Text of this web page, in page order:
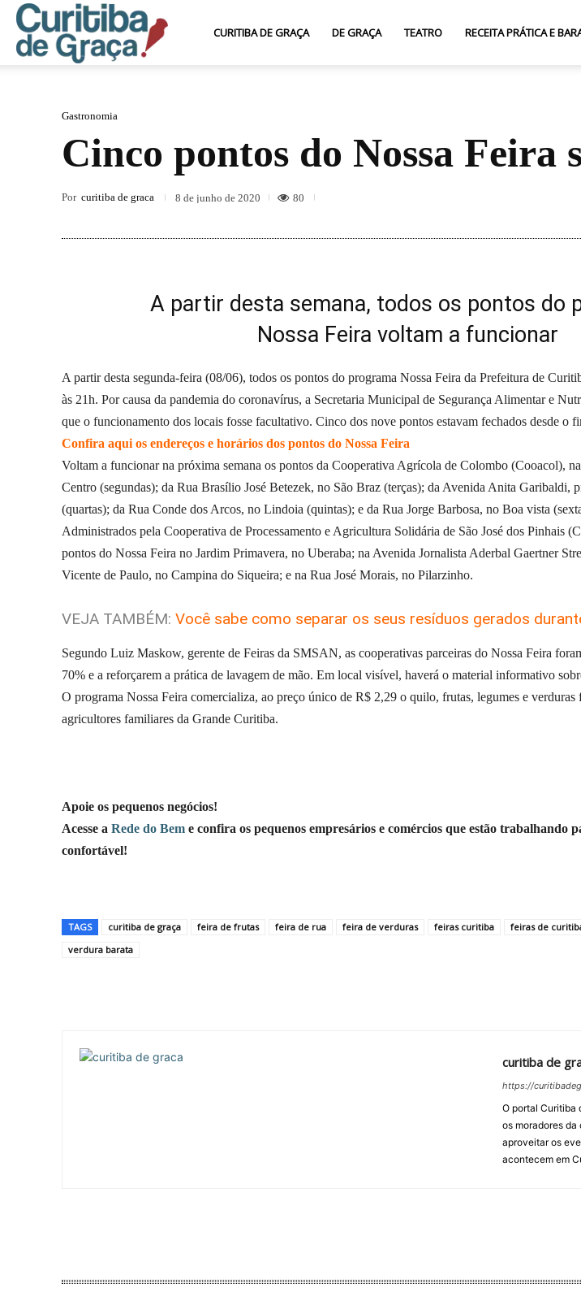
Curitiba
Graça
CURITIBA DE GRAÇA DE GRAÇA TEATRO RECEITA PRÁTICA E
Gastronomia
Cinco pontos do Nossa Feira
Por curitiba de graca 8 de junho de 2020 80
A partir desta semana, todos os pontos do
Nossa Feira voltam a funcionar
A partir desta segunda-feira (08/06), todos os pontos do programa Nossa Feira da Prefeitura de
às 21h. Por causa da pandemia do coronavírus, a Secretaria Municipal de Segurança Alimentar e
que o funcionamento dos locais fosse facultativo. Cinco dos nove pontos estavam fechados desde o
Confira aqui os endereços e horários dos pontos do Nossa Feira
Voltam a funcionar na próxima semana os pontos da Cooperativa Agrícola de Colombo (Cooacol),
Centro (segundas); da Rua Brasílio José Betezek, no São Braz (terças); da Avenida Anita Garibaldi,
(quartas); da Rua Conde dos Arcos, no Lindoia (quintas); e da Rua Jorge Barbosa, no Boa vista
Administrados pela Cooperativa de Processamento e Agricultura Solidária de São José dos Pinhais
pontos do Nossa Feira no Jardim Primavera, no Uberaba; na Avenida Jornalista Aderbal Gaertner
Vicente de Paulo, no Campina do Siqueira; e na Rua José Morais, no Pilarzinho.
VEJA TAMBÉM: Você sabe como separar os seus resíduos gerados
Segundo Luiz Maskow, gerente de Feiras da SMSAN, as cooperativas parceiras do Nossa Feira
70% e a reforçarem a prática de lavagem de mão. Em local visível, haverá o material informativo
O programa Nossa Feira comercializa, ao preço único de R$ 2,29 o quilo, frutas, legumes e
agricultores familiares da Grande Curitiba.
Apoie os pequenos negócios!
Acesse a Rede do Bem e confira os pequenos empresários e comércios que estão trabalhando
confortável!
TAGS curitiba de graça feira de frutas feira de rua feira de verduras feiras curitiba feiras de
verdura barata
curitiba de
https://
O portal Curitiba
os moradores
aproveitar os
acontecem em